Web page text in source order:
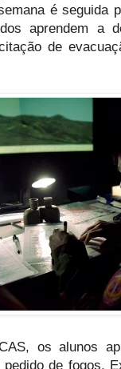
é seguida
aprendem a
de
os alunos
pedido de fogos.